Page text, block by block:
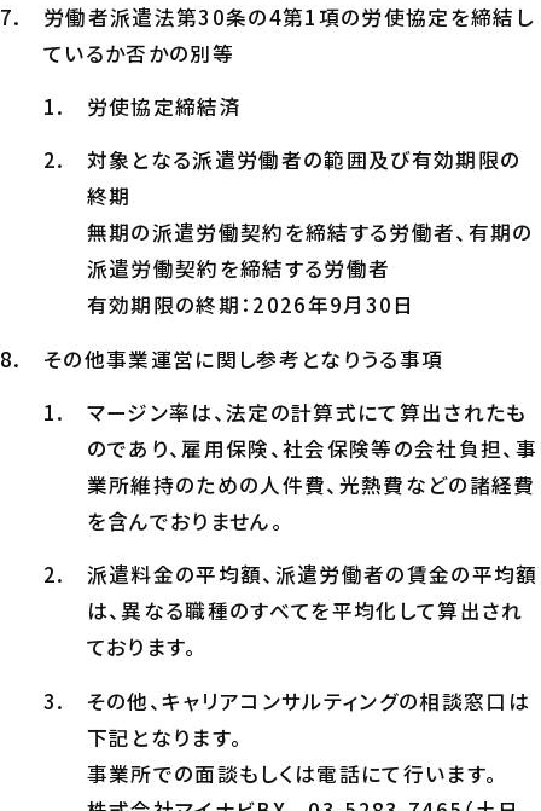
労働者派遣法第30条の4第1項の労使協定を締結し
ているか否かの別等
労使協定締結済
対象となる派遣労働者の範囲及び有効期限の
終期
無期の派遣労働契約を締結する労働者、有期の
派遣労働契約を締結する労働者
有効期限の終期：2026年9月30日
その他事業運営に関し参考となりうる事項
マージン率は、法定の計算式にて算出されたも
のであり、雇用保険、社会保険等の会社負担、事
業所維持のための人件費、光熱費などの諸経費
を含んでおりません。
派遣料金の平均額、派遣労働者の賃金の平均額
は、異なる職種のすべてを平均化して算出され
ております。
その他、キャリアコンサルティングの相談窓口は
下記となります。
事業所での面談もしくは電話にて行います。